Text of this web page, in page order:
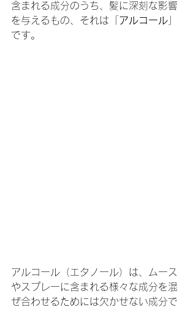
含まれる成分のうち、髪に深刻な影響
を与えるもの、それは「 アルコール
です。
アルコール（エタノール）は、ムース
やスプレーに含まれる様々な成分を混
ぜ合わせるためには欠かせない成分で